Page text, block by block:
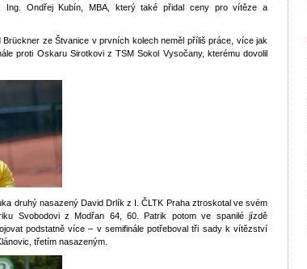
Ing. Ondřej Kubín, MBA, který také přidal ceny pro vítěze a
ze Štvanice v prvních kolech neměl příliš práce, více jak
proti Oskaru Sirotkovi z TSM Sokol Vysočany, kterému dovolil
druhý nasazený David Drlík z I. ČLTK Praha ztroskotal ve svém
Svobodovi z Modřan 64, 60. Patrik potom ve spanilé jízdě
podstatně více – v semifinále potřeboval tři sady k vítězství
třetím nasazeným.